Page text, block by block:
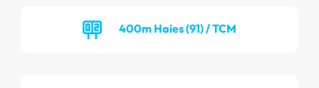
400m Haies (91) / TCM